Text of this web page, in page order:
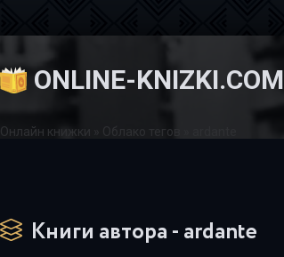
ONLINE-KNIZKI.COM
Онлайн книжки Облако тегов
Книги автора - ardante